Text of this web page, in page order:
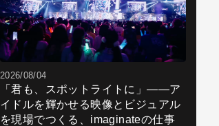
2026/08/04
「君も、スポットライトに」――ア
イドルを輝かせる映像とビジュアル
を現場でつくる、imaginateの仕事